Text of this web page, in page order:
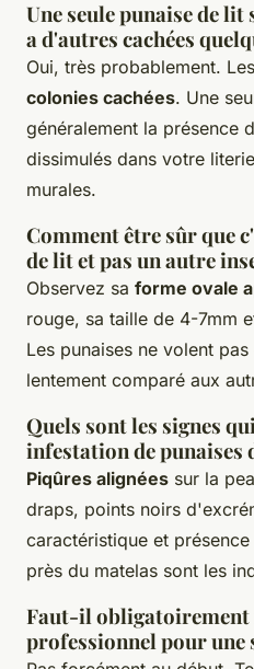
Une seule punaise de
a d'autres cachées
Oui, très probablement.
colonies cachées. Une
généralement la présence
dissimulés dans votre
murales.
Comment être sûr que
de lit et pas un autre
Observez sa forme ovale
rouge, sa taille de 4-7mm
Les punaises ne volent
lentement comparé aux
Quels sont les signes
infestation de punaises
Piqûres alignées sur la
draps, points noirs
caractéristique et
près du matelas sont les
Faut-il obligatoirement
professionnel pour une